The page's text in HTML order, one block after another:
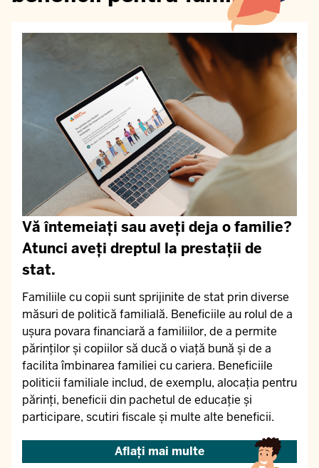
Vă întemeiați sau aveți deja o familie?
Atunci aveți dreptul la prestații de
stat.
Familiile cu copii sunt sprijinite de stat prin diverse
măsuri de politică familială. Beneficiile au rolul de a
ușura povara financiară a familiilor, de a permite
părinților și copiilor să ducă o viață bună și de a
facilita îmbinarea familiei cu cariera. Beneficiile
politicii familiale includ, de exemplu, alocația pentru
părinți, beneficii din pachetul de educație și
participare, scutiri fiscale și multe alte beneficii.
Aflați mai multe